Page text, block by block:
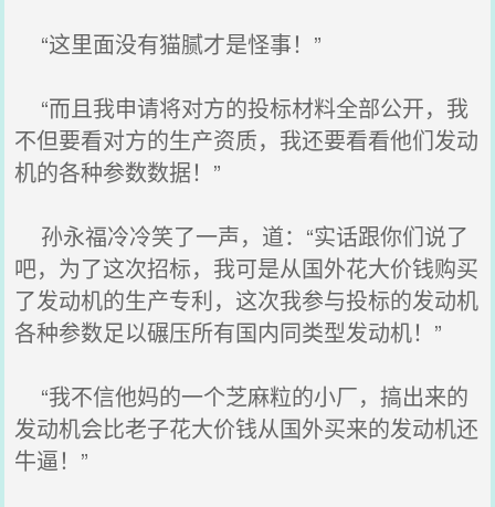
“这里面没有猫腻才是怪事！”
“而且我申请将对方的投标材料全部公开，我
不但要看对方的生产资质，我还要看看他们发动
机的各种参数数据！”
孙永福冷冷笑了一声，道：“实话跟你们说了
吧，为了这次招标，我可是从国外花大价钱购买
了发动机的生产专利，这次我参与投标的发动机
各种参数足以碾压所有国内同类型发动机！”
“我不信他妈的一个芝麻粒的小厂，搞出来的
发动机会比老子花大价钱从国外买来的发动机还
牛逼！”